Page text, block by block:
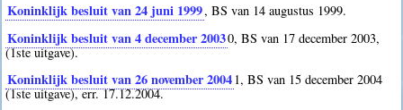
Koninklijk besluit van 24 juni 1999, BS van 14 augustus 1999.
Koninklijk besluit van 4 december 20030, BS van 17 december 2003,
(1ste uitgave).
Koninklijk besluit van 26 november 2004 1, BS van 15 december 2004
(1ste uitgave), err. 17.12.2004.